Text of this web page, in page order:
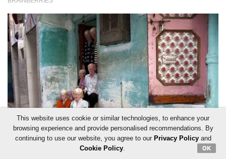
This website uses cookie or similar technologies, to enhance your
browsing experience and provide personalised recommendations. By
continuing to use our website, you agree to our Privacy Policyand
Cookie Policy. OK